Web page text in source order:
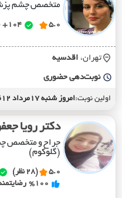
متخصص چشم
5.0
104+
تهران، اقدسيه
نوبت‌دهی حضوری
اولین نوبت:امروز شنبه 17مرداد 12ظهر
دکتر رویا
جراح و متخصص
(گلوکوم)
5.0 (28 نظر)
%100